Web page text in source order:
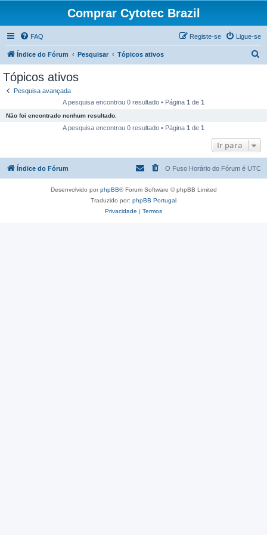
Comprar Cytotec Brazil
FAQ Ligue-se
Registe-se
Índice do Fórum Pesquisar Tópicos ativos
s
r
Tópicos ativos
Pesquisa avançada
A pesquisa encontrou 0 resultado • Página 1 de 1
Não foi encontrado nenhum resultado.
A pesquisa encontrou 0 resultado • Página 1 de 1
Ir para
Índice do Fórum O Fuso Horário do Fórum é UTC
Desenvolvido porphpBB® Forum Software © phpBB Limited
Traduzido por: phpBB Portugal
Privacidade | Termos